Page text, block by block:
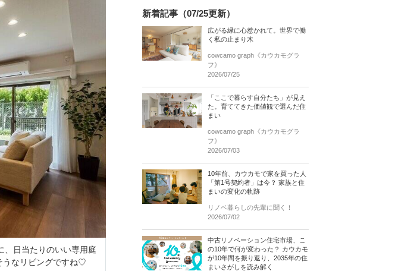
、日当たりのいい専用庭
うなリビングですね♡
新着記事（07/25更新）
広がる緑に心惹かれて。世界で働
く私の止まり木
cowcamo graph《カウカモグラ
フ》
2026/07/25
「ここで暮らす自分たち」が見え
た。育ててきた価値観で選んだ住
まい
cowcamo graph《カウカモグラ
フ》
2026/07/03
10年前、カウカモで家を買った人
「第1号契約者」は今？ 家族と住
まいの変化の軌跡
リノベ暮らしの先輩に聞く！
2026/07/02
中古リノベーション住宅市場、こ
の10年で何が変わった？ カウカモ
が10年間を振り返り、2035年の住
まいさがしを読み解く